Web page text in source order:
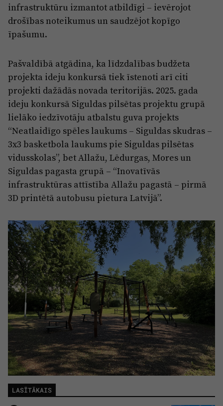
infrastruktūru izmantot atbildīgi – ievērojot
drošības noteikumus un saudzējot kopīgo
īpašumu.
Pašvaldībā atgādina, ka līdzdalības budžeta
projekta ideju konkursā tiek īstenoti arī citi
projekti dažādās novada teritorijās. 2025. gada
ideju konkursā Siguldas pilsētas projektu grupā
lielāko iedzīvotāju atbalstu guva projekts
“Neatlaidīgo spēles laukums – Siguldas skudras –
3x3 basketbola laukums pie Siguldas pilsētas
vidusskolas”, bet Allažu, Lēdurgas, Mores un
Siguldas pagasta grupā – “Inovatīvās
infrastruktūras attīstība Allažu pagastā – pirmā
3D printētā autobusu pietura Latvijā”.
LASĪTĀKAIS